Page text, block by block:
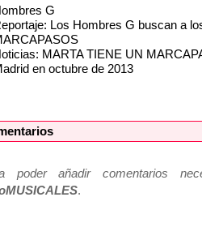
G
Los Hombres G buscan a
MARTA TIENE UN
en octubre de 2013
poder añadir comentarios
.